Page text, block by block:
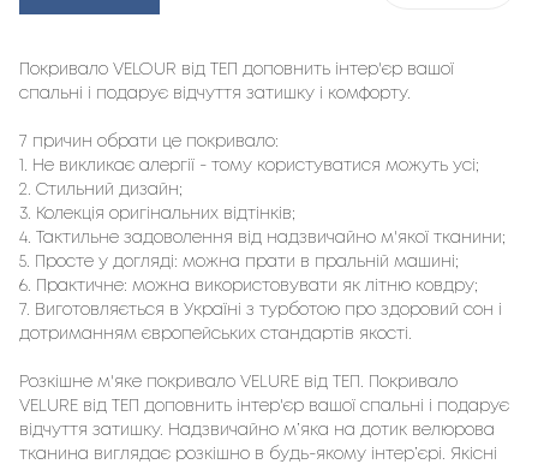
Покривало VELOUR від ТЕП доповнить інтер'єр вашої
спальні і подарує відчуття затишку і комфорту.
7 причин обрати це покривало:
1. Не викликає алергії - тому користуватися можуть усі;
2. Стильний дизайн;
3. Колекція оригінальних відтінків;
4. Тактильне задоволення від надзвичайно м'якої тканини;
5. Просте у догляді: можна прати в пральній машині;
6. Практичне: можна використовувати як літню ковдру;
7. Виготовляється в Україні з турботою про здоровий сон і
дотриманням європейських стандартів якості.
Розкішне м'яке покривало VELURE від ТЕП. Покривало
VELURE від ТЕП доповнить інтер'єр вашої спальні і подарує
відчуття затишку. Надзвичайно м’яка на дотик велюрова
тканина виглядає розкішно в будь-якому інтер’єрі. Якісні